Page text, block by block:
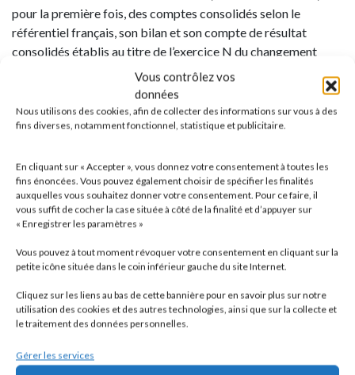
Vous contrôlez vos
données
Nous utilisons des cookies, afin de collecter des informations sur vous à des
fins diverses, notamment fonctionnel, statistique et publicitaire.
En cliquant sur « Accepter », vous donnez votre consentement à toutes les
fins énoncées. Vous pouvez également choisir de spécifier les finalités
auxquelles vous souhaitez donner votre consentement. Pour ce faire, il
vous suffit de cocher la case située à côté de la finalité et d’appuyer sur
« Enregistrer les paramètres »
Vous pouvez à tout moment révoquer votre consentement en cliquant sur la
petite icône située dans le coin inférieur gauche du site Internet.
Cliquez sur les liens au bas de cette bannière pour en savoir plus sur notre
utilisation des cookies et des autres technologies, ainsi que sur la collecte et
le traitement des données personnelles.
Gérer les services
pour la première fois, des comptes consolidés selon le
référentiel français, son bilan et son compte de résultat
consolidés établis au titre de l’exercice N du changement
doivent comporter une colonne comparative au titre de
l’exercice N-1 retraitée de manière rétrospective (1).
Lorsque les formats de présentation du bilan et du compte de
groupe ajoute, au titre de l’information comparative, une
colonne supplémentaire correspondant aux données publiées
au titre de l’exercice N-1.
compte de résultat consolidés de N-1 préparés et publiés
dans l’annexe, dans la partie relative à l’incidence des
retraitements.